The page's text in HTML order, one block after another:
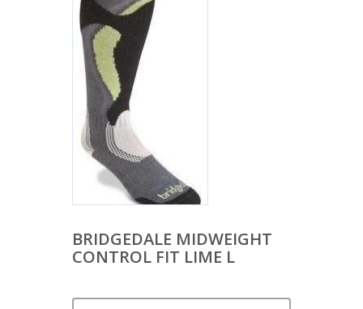
BRIDGEDALE MIDWEIGHT
CONTROL FIT LIME L